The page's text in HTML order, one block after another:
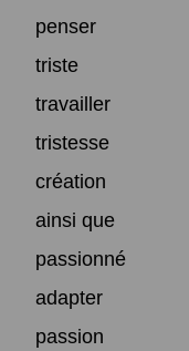
penser
triste
travailler
tristesse
création
ainsi que
passionné
adapter
passion